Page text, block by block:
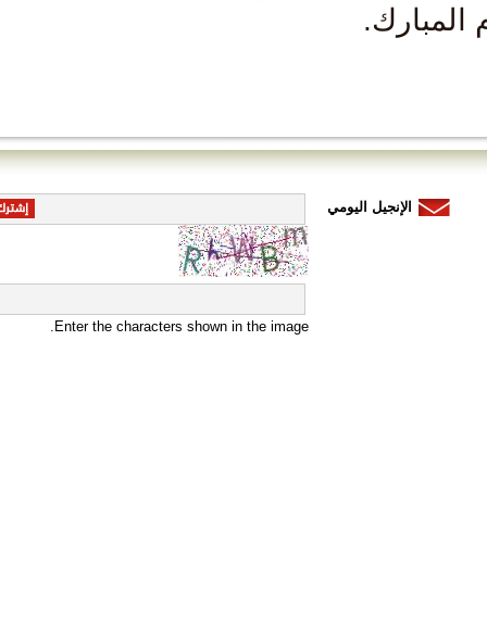
الإنجيل اليومي
Enter the characters shown in the image.